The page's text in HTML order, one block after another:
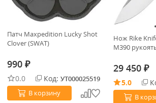
Патч Maxpedition Lucky Shot
Clover (SWAT)
990 ₽
0.0 Код: УТ000025519
В корзину
Нож Rike
M390
29 450 ₽
5.0
В